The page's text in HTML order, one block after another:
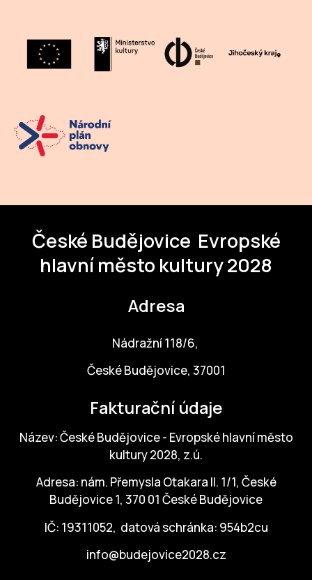
České Budějovice Evropské
hlavní město kultury 2028
Adresa
Nádražní 118/6,
České Budějovice, 37001
Fakturační údaje
Název: České Budějovice - Evropské hlavní město
kultury 2028, z.ú.
Adresa: nám. Přemysla Otakara II. 1/1, České
Budějovice 1, 370 01 České Budějovice
IČ: 19311052, datová schránka: 954b2cu
info@budejovice2028.cz